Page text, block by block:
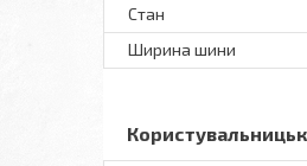
Стан
Ширина шини